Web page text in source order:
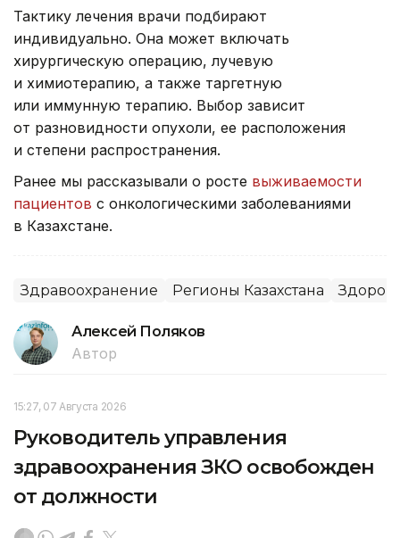
Тактику лечения врачи подбирают
индивидуально. Она может включать
хирургическую операцию, лучевую
и химиотерапию, а также таргетную
или иммунную терапию. Выбор зависит
от разновидности опухоли, ее расположения
и степени распространения.
Ранее мы рассказывали о росте выживаемости
пациентов с онкологическими заболеваниями
в Казахстане.
Здравоохранение Регионы Казахстана
Алексей Поляков
Автор
15:27, 07 Августа 2026
Руководитель управления
здравоохранения ЗКО освобожден
от должности